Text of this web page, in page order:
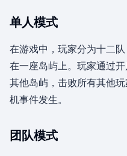
单人模式
在游戏中，玩家分为十二
在一座岛屿上。玩家通过
其他岛屿，击败所有其他
机事件发生。
团队模式